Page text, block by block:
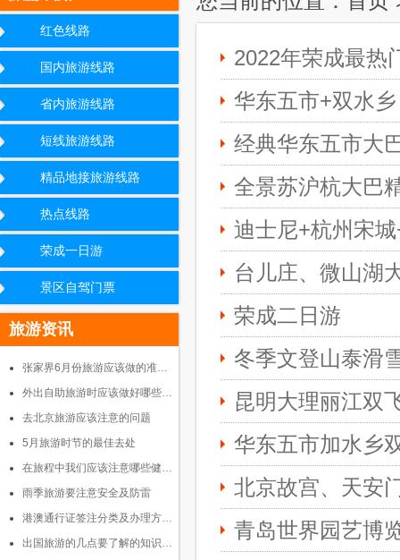
红色线路
国内旅游线路
省内旅游线路
短线旅游线路
精品地接旅游线路
热点线路
荣成一日游
景区自驾门票
旅游资讯
张家界6月份旅游应该做的准…
外出自助旅游时应该做好哪些…
去北京旅游应该注意的问题
5月旅游时节的最佳去处
在旅程中我们应该注意哪些健…
雨季旅游要注意安全及防雷
港澳通行证签注分类及办理方…
出国旅游的几点要了解的知识…
2022年荣成最热
华东五市+双水
经典华东五市大
全景苏沪杭大巴
迪士尼+杭州宋
台儿庄、微山湖
荣成二日游
冬季文登山泰滑
昆明大理丽江双
华东五市加水乡
北京故宫、天安
青岛世界园艺博